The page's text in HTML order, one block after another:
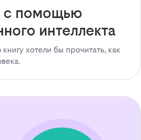
с помощью
интеллекта
хотели бы прочитать, как